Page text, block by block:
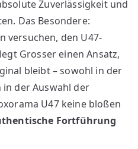
Zuverlässigkeit und
Das Besondere:
versuchen, den U47-
Grosser einen Ansatz,
bleibt – sowohl in der
in der Auswahl der
U47 keine bloßen
Fortführung